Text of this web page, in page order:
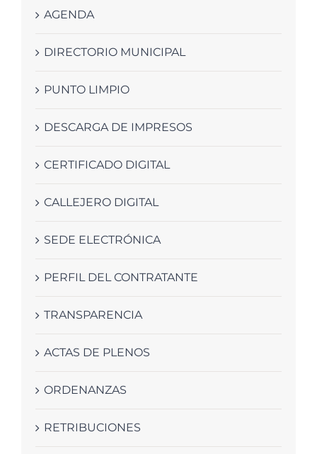
AGENDA
DIRECTORIO MUNICIPAL
PUNTO LIMPIO
DESCARGA DE IMPRESOS
CERTIFICADO DIGITAL
CALLEJERO DIGITAL
SEDE ELECTRÓNICA
PERFIL DEL CONTRATANTE
TRANSPARENCIA
ACTAS DE PLENOS
ORDENANZAS
RETRIBUCIONES